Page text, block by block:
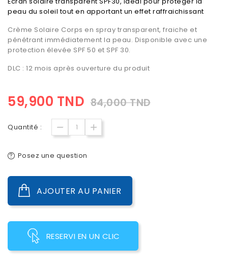
peau du soleil tout en apportant un effet raffraichissant
Crème Solaire Corps en spray transparent, fraiche et
pénétrant immédiatement la peau. Disponible avec une
protection élevée SPF 50 et SPF 30.
DLC : 12 mois après ouverture du produit
59,900 TND 84,000 TND
Quantité :
Posez une question
AJOUTER AU PANIER
RESERVI EN UN CLIC